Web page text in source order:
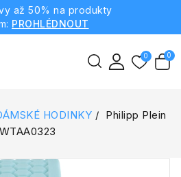
až 50% na produkty
PROHLÉDNOUT
HODINKY
Philipp Plein